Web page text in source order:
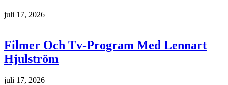
juli 17, 2026
Filmer Och Tv-Program Med Lennart
Hjulström
juli 17, 2026